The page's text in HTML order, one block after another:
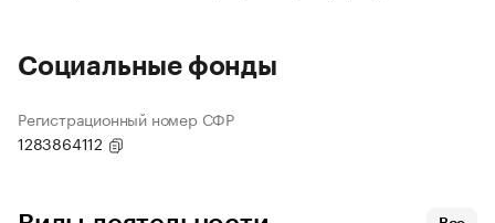
Социальные фонды
Регистрационный номер СФР
1283864112